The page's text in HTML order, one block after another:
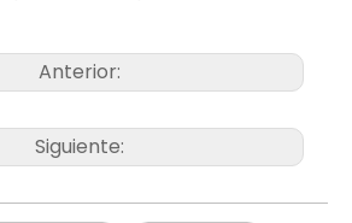
Anterior:
Siguiente: